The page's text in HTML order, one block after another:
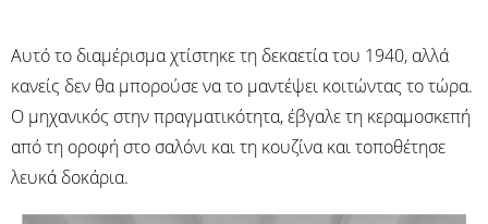
Αυτό το διαμέρισμα χτίστηκε τη δεκαετία του 1940, αλλά
κανείς δεν θα μπορούσε να το μαντέψει κοιτώντας το τώρα.
Ο μηχανικός στην πραγματικότητα, έβγαλε τη κεραμοσκεπή
από τη οροφή στο σαλόνι και τη κουζίνα και τοποθέτησε
λευκά δοκάρια.